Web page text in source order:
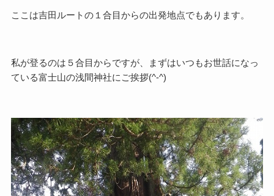
ここは吉田ルートの１合目からの出発地点でもあります。
私が登るのは５合目からですが、まずはいつもお世話になっ
ている富士山の浅間神社にご挨拶(^-^)